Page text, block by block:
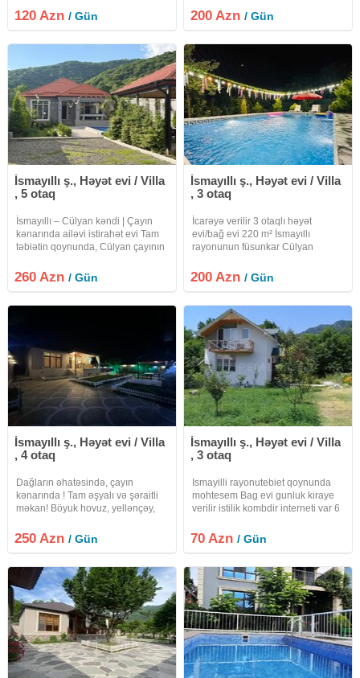
istirahəti üçün evdə hər bir şərait
var. Geniş yaşıllıq həyəti, manqalı,
120 Azn/ Gün
olan geniş və rahat bag evi kiraye
verilir. Ev: 3 yatag otagı 1 geniş zal
200 Azn/ Gün
İsmayıllı ş., Həyət evi / Villa
, 5 otaq
İsmayıllı – Cülyan kəndi | Çayın
kənarında ailəvi istirahət evi Tam
təbiətin qoynunda, Cülyan çayının
axtaranlar üçün ideal seçim!
Evimiz meşəyə 50 m, gölə 100 m,
260 Azn/ Gün
İsmayıllı ş., Həyət evi / Villa
, 3 otaq
İcarəyə verilir 3 otaqlı həyət
evi/bağ evi 220 m² İsmayıllı
rayonunun füsunkar Cülyan
olan geniş və rahat bag evi kiraye
verilir. Ev: 3 yatag otagı 1 geniş zal
200 Azn/ Gün
İsmayıllı ş., Həyət evi / Villa
, 4 otaq
Dağların əhatəsində, çayın
kənarında ! Tam əşyalı və şəraitli
məkan! Böyuk hovuz, yellənçəy,
yellənçəy, smart tv!
250 Azn/ Gün
İsmayıllı ş., Həyət evi / Villa
, 3 otaq
Ismayilli rayonutebiet qoynunda
mohtesem Bag evi gunluk kiraye
verilir istilik kombdir interneti var 6
dag mezersi ile ehate olunub 1
gunu 70 azn
70 Azn/ Gün